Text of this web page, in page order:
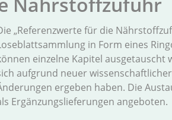
„Referenzwerte für die
in Form eines
einzelne Kapitel ausgetauscht
aufgrund neuer
ergeben haben. Die
Ergänzungslieferungen angeboten.